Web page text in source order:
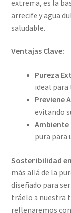
extrema, es la
arrecife y agua
saludable.
Ventajas Clave:
Pureza
ideal para
Previene
evitando
Ambiente
pura para
Sostenibilidad
más allá de la
diseñado para
tráelo a nuestra
rellenaremos